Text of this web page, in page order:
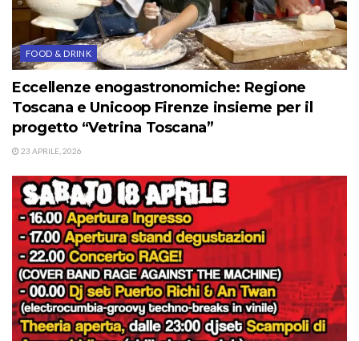
FOOD & DRINK
Eccellenze enogastronomiche: Regione
Toscana e Unicoop Firenze insieme per il
progetto “Vetrina Toscana”
23 APRILE, 2026